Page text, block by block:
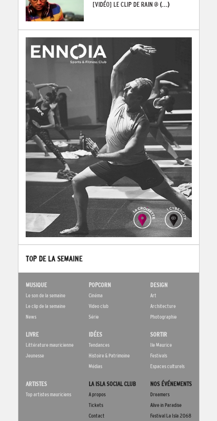
[VIDÉO] LE CLIP DE RAIN @(...)
TOP DE LA SEMAINE
MUSIQUE
Le son de la semaine
Le clip de la semaine
News
POPCORN
Cinéma
Video club
Série
DESIGN
Art
Architecture
Photographie
LIVRE
Littérature mauricienne
Jeunesse
IDÉES
Tendances
Histoire & Patrimoine
Médias
SORTIR
Ile Maurice
Festivals
Espaces culturels
ARTISTES
Top artistes mauriciens
LA ISLA SOCIAL CLUB
A propos
Tickets
Contact
NOS ÉVÉNEMENTS
Dreamers
Alive in Paradise
Festival La Isla 2068